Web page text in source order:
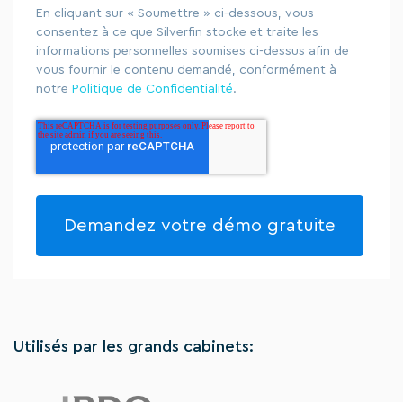
En cliquant sur « Soumettre » ci-dessous, vous
consentez à ce que Silverfin stocke et traite les
informations personnelles soumises ci-dessus afin de
vous fournir le contenu demandé, conformément à
notre Politique de Confidentialité.
Utilisés par les grands cabinets: